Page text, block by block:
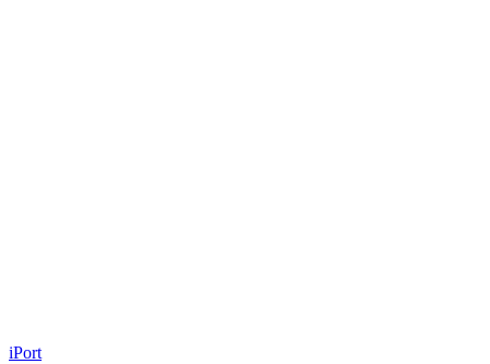
iPort